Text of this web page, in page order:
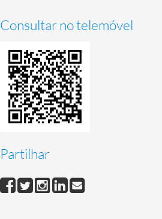
Consultar no telemóvel
Partilhar